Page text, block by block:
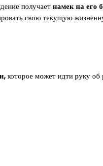
получаетнамек на его
свою текущую
которое может идти руку об